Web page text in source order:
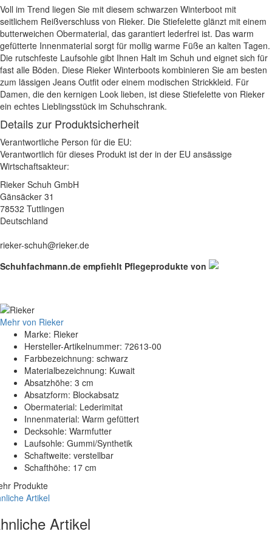
Voll im Trend liegen Sie mit diesem schwarzen Winterboot mit
seitlichem Reißverschluss von Rieker. Die Stiefelette glänzt mit einem
butterweichen Obermaterial, das garantiert lederfrei ist. Das warm
gefütterte Innenmaterial sorgt für mollig warme Füße an kalten Tagen.
Die rutschfeste Laufsohle gibt Ihnen Halt im Schuh und eignet sich für
fast alle Böden. Diese Rieker Winterboots kombinieren Sie am besten
zum lässigen Jeans Outfit oder einem modischen Strickkleid. Für
Damen, die den kernigen Look lieben, ist diese Stiefelette von Rieker
ein echtes Lieblingsstück im Schuhschrank.
Details zur Produktsicherheit
Verantwortliche Person für die EU:
Verantwortlich für dieses Produkt ist der in der EU ansässige
Wirtschaftsakteur:
Rieker Schuh GmbH
Gänsäcker 31
78532 Tuttlingen
Deutschland
rieker-schuh@rieker.de
Schuhfachmann.de empfiehlt Pflegeprodukte von
Mehr von Rieker
Marke: Rieker
Hersteller-Artikelnummer: 72613-00
Farbbezeichnung: schwarz
Materialbezeichnung: Kuwait
Absatzhöhe: 3 cm
Absatzform: Blockabsatz
Obermaterial: Lederimitat
Innenmaterial: Warm gefüttert
Decksohle: Warmfutter
Laufsohle: Gummi/Synthetik
Schaftweite: verstellbar
Schafthöhe: 17 cm
Produkte
Artikel
Artikel